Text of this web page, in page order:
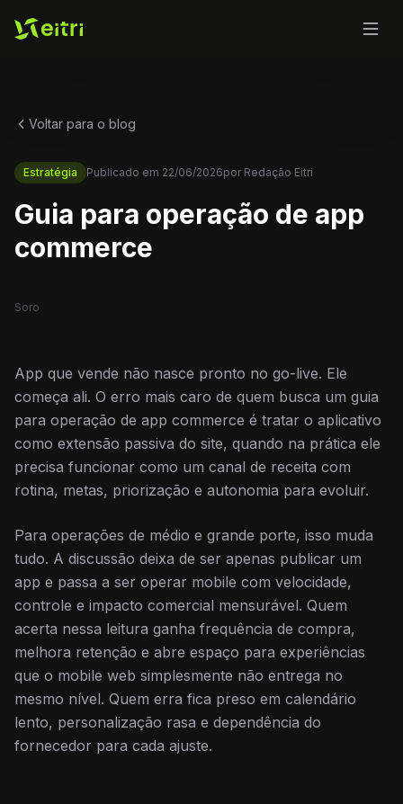
Voltar para o blog
Estratégia Publicado em 22/06/2026por Redação Eitri
Guia para operação de app
commerce
Soro
App que vende não nasce pronto no go-live. Ele
começa ali. O erro mais caro de quem busca um guia
para operação de app commerce é tratar o aplicativo
como extensão passiva do site, quando na prática ele
precisa funcionar como um canal de receita com
rotina, metas, priorização e autonomia para evoluir.
Para operações de médio e grande porte, isso muda
tudo. A discussão deixa de ser apenas publicar um
app e passa a ser operar mobile com velocidade,
controle e impacto comercial mensurável. Quem
acerta nessa leitura ganha frequência de compra,
melhora retenção e abre espaço para experiências
que o mobile web simplesmente não entrega no
mesmo nível. Quem erra fica preso em calendário
lento, personalização rasa e dependência do
fornecedor para cada ajuste.